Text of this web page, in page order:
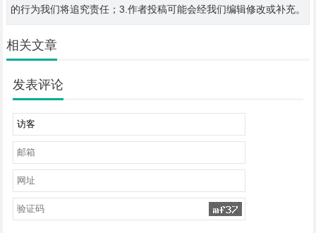
的行为我们将追究责任；3.作者投稿可能会经我们编辑修改或补充。
相关文章
发表评论